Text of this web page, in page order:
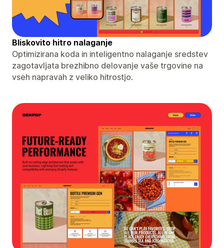
Bliskovito hitro nalaganje
Optimizirana koda in inteligentno nalaganje sredstev
zagotavljata brezhibno delovanje vaše trgovine na
vseh napravah z veliko hitrostjo.